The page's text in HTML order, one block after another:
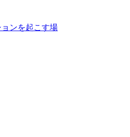
ンを起こす場